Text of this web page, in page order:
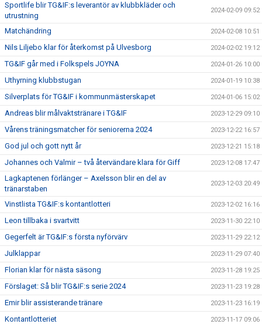
Sportlife blir TG&IF:s leverantör av klubbkläder och
utrustning
2024-02-09 09:52
Matchändring 2024-02-08 10:51
Nils Liljebo klar för återkomst på Ulvesborg 2024-02-02 19:12
TG&IF går med i Folkspels JOYNA 2024-01-26 10:00
Uthyrning klubbstugan 2024-01-19 10:38
Silverplats för TG&IF i kommunmästerskapet 2024-01-06 15:02
Andreas blir målvaktstränare i TG&IF 2023-12-29 09:10
Vårens träningsmatcher för seniorerna 2024 2023-12-22 16:57
God jul och gott nytt år 2023-12-21 15:18
Johannes och Valmir – två återvändare klara för Giff 2023-12-08 17:47
Lagkaptenen förlänger – Axelsson blir en del av
tränarstaben
2023-12-03 20:49
Vinstlista TG&IF:s kontantlotteri 2023-12-02 16:16
Leon tillbaka i svartvitt 2023-11-30 22:10
Gegerfelt är TG&IF:s första nyförvärv 2023-11-29 22:12
Julklappar 2023-11-29 07:40
Florian klar för nästa säsong 2023-11-28 19:25
Förslaget: Så blir TG&IF:s serie 2024 2023-11-23 19:28
Emir blir assisterande tränare 2023-11-23 16:19
Kontantlotteriet 2023-11-17 09:06